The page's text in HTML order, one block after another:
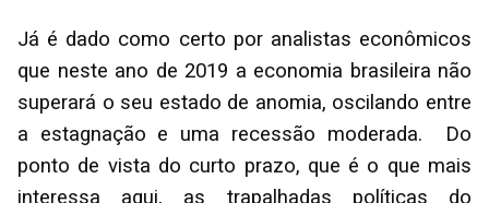
Já é dado como certo por analistas econômicos
que neste ano de 2019 a economia brasileira não
superará o seu estado de anomia, oscilando entre
a estagnação e uma recessão moderada. Do
ponto de vista do curto prazo, que é o que mais
interessa aqui, as trapalhadas políticas do